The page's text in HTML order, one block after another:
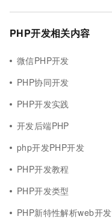
PHP开发相关内容
微信PHP开发
PHP协同开发
PHP开发实践
开发后端PHP
php开发PHP开发
PHP开发教程
PHP开发类型
PHP新特性解析web开发